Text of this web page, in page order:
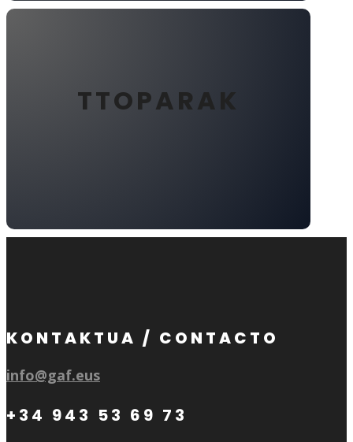
TTOPARAK
KONTAKTUA / CONTACTO
info@gaf.eus
+34 943 53 69 73